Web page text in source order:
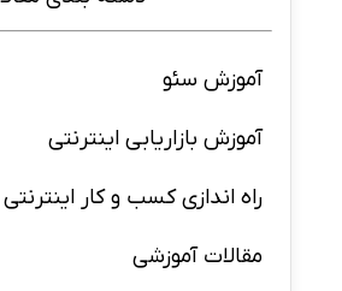
آموزش سئو
آموزش بازاریابی اینترنتی
راه اندازی کسب و کار اینترنتی
مقالات آموزشی